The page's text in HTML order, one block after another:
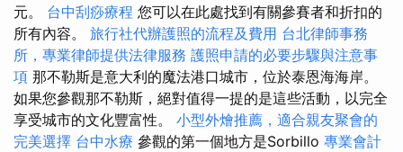
元。 台中刮痧療程 您可以在此處找到有關參賽者和折扣的
所有內容。 旅行社代辦護照的流程及費用 台北律師事務
所，專業律師提供法律服務 護照申請的必要步驟與注意事
項 那不勒斯是意大利的魔法港口城市，位於泰恩海海岸。
如果您參觀那不勒斯，絕對值得一提的是這些活動，以完全
享受城市的文化豐富性。 小型外燴推薦，適合親友聚會的
完美選擇 台中水療 參觀的第一個地方是Sorbillo 專業會計